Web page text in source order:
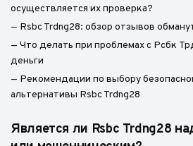
осуществляется их проверка?
— Rsbc Trdng28: обзор отзывов
— Что делать при проблемах с Рсбк
деньги
— Рекомендации по выбору
альтернативы Rsbc Trdng28
Является ли Rsbc Trdng28